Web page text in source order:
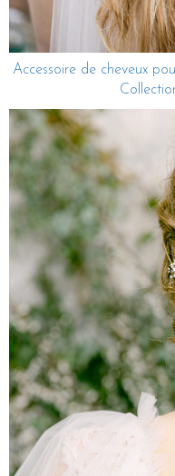
Accessoire de cheveux